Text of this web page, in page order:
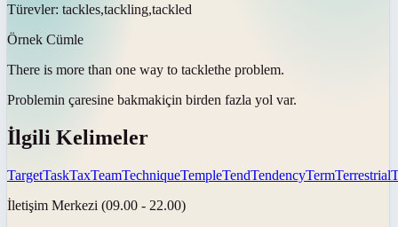
Türevler: tackles,tackling,tackled
Örnek Cümle
There is more than one way to tacklethe problem.
Problemin çaresine bakmakiçin birden fazla yol var.
İlgili Kelimeler
TargetTaskTaxTeamTechniqueTempleTendTendencyTermTerrestrial
İletişim Merkezi (09.00 - 22.00)